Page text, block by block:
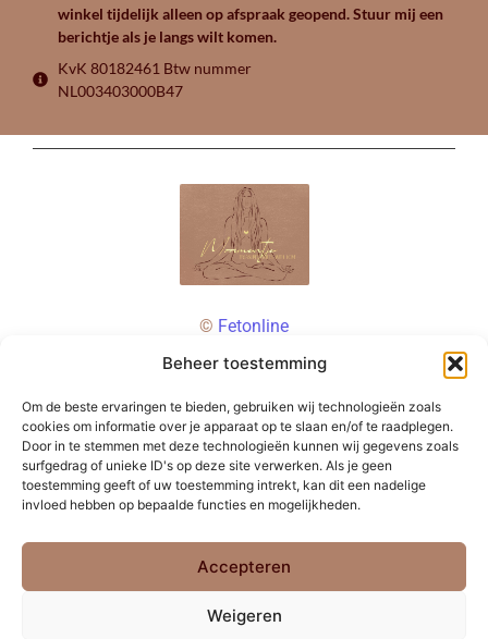
Beheer toestemming
Om de beste ervaringen te bieden, gebruiken wij technologieën zoals
cookies om informatie over je apparaat op te slaan en/of te raadplegen.
Door in te stemmen met deze technologieën kunnen wij gegevens zoals
surfgedrag of unieke ID's op deze site verwerken. Als je geen
toestemming geeft of uw toestemming intrekt, kan dit een nadelige
invloed hebben op bepaalde functies en mogelijkheden.
Accepteren
Weigeren
winkel tijdelijk alleen op afspraak geopend. Stuur mij een
berichtje als je langs wilt komen.
KvK 80182461 Btw nummer
NL003403000B47
© Fetonline